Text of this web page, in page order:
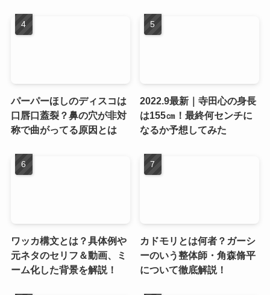
パーパーほしのディスコは
口唇口蓋裂？鼻の穴が非対
称で曲がってる原因とは
2022.9最新｜寺田心の身長
は155㎝！最終何センチに
なるか予想してみた
ワッカ構文とは？具体例や
元ネタのセリフ＆動画、ミ
ーム化した背景を解説！
カドモリとは何者？ガーシ
ーのいう整体師・角森脩平
について徹底解説！